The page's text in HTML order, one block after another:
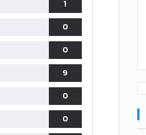
1
0
0
9
0
0